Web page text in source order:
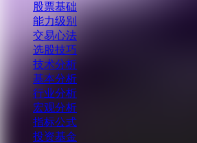
股票基础
能力级别
交易心法
选股技巧
技术分析
基本分析
行业分析
宏观分析
指标公式
投资基金